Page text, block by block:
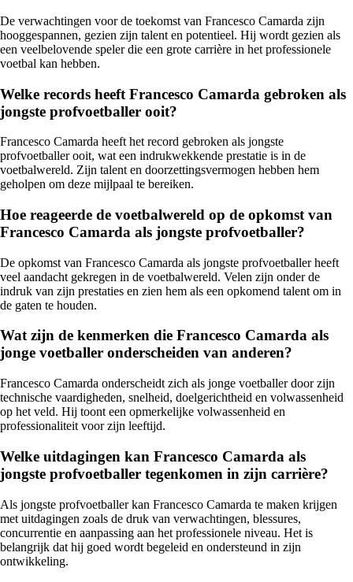
De verwachtingen voor de toekomst van Francesco Camarda zijn
hooggespannen, gezien zijn talent en potentieel. Hij wordt gezien als
een veelbelovende speler die een grote carrière in het professionele
voetbal kan hebben.
Welke records heeft Francesco Camarda gebroken als
jongste profvoetballer ooit?
Francesco Camarda heeft het record gebroken als jongste
profvoetballer ooit, wat een indrukwekkende prestatie is in de
voetbalwereld. Zijn talent en doorzettingsvermogen hebben hem
geholpen om deze mijlpaal te bereiken.
Hoe reageerde de voetbalwereld op de opkomst van
Francesco Camarda als jongste profvoetballer?
De opkomst van Francesco Camarda als jongste profvoetballer heeft
veel aandacht gekregen in de voetbalwereld. Velen zijn onder de
indruk van zijn prestaties en zien hem als een opkomend talent om in
de gaten te houden.
Wat zijn de kenmerken die Francesco Camarda als
jonge voetballer onderscheiden van anderen?
Francesco Camarda onderscheidt zich als jonge voetballer door zijn
technische vaardigheden, snelheid, doelgerichtheid en volwassenheid
op het veld. Hij toont een opmerkelijke volwassenheid en
professionaliteit voor zijn leeftijd.
Welke uitdagingen kan Francesco Camarda als
jongste profvoetballer tegenkomen in zijn carrière?
Als jongste profvoetballer kan Francesco Camarda te maken krijgen
met uitdagingen zoals de druk van verwachtingen, blessures,
concurrentie en aanpassing aan het professionele niveau. Het is
belangrijk dat hij goed wordt begeleid en ondersteund in zijn
ontwikkeling.